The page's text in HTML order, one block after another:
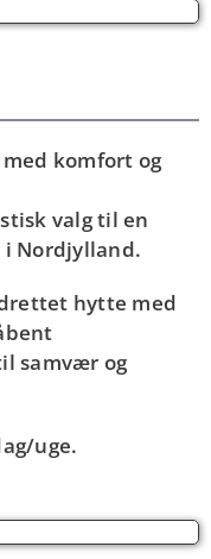
komfort og
valg til en
i Nordjylland.
hytte med
samvær og
uge.